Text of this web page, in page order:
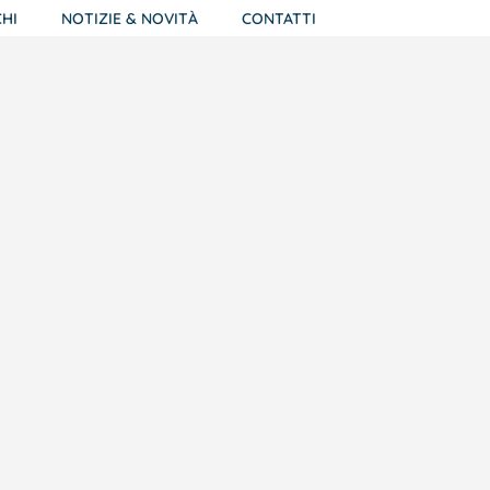
NOTIZIE & NOVITÀ CONTATTI